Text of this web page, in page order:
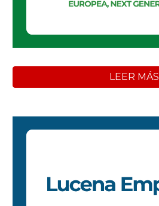
LEER MÁS